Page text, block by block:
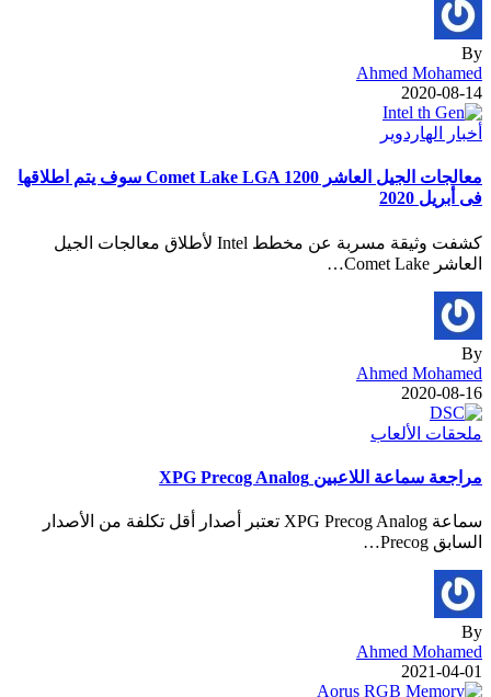
By
Ahmed Mohamed
2020-08-14
أخبار الهاردوير
معالجات الجيل العاشر Comet Lake LGA 1200 سوف يتم اطلاقها
فى أبريل 2020
كشفت وثيقة مسربة عن مخطط Intel لأطلاق معالجات الجيل
العاشر Comet Lake…
By
Ahmed Mohamed
2020-08-16
ملحقات الألعاب
مراجعة سماعة اللاعبين XPG Precog Analog
سماعة XPG Precog Analog تعتبر أصدار أقل تكلفة من الأصدار
السابق Precog…
By
Ahmed Mohamed
2021-04-01